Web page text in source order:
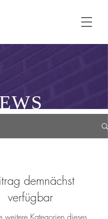
demnächst
verfügbar
weitere Kategorien dieses